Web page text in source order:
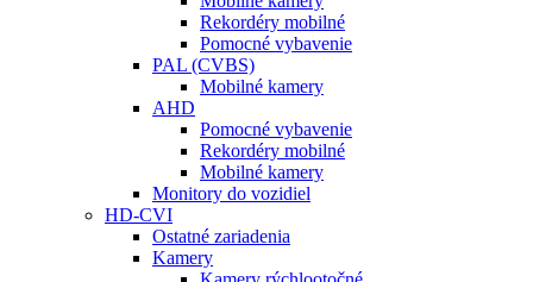
Rekordéry mobilné
Pomocné vybavenie
PAL (CVBS)
Mobilné kamery
AHD
Pomocné vybavenie
Rekordéry mobilné
Mobilné kamery
Monitory do vozidiel
HD-CVI
Ostatné zariadenia
Kamery